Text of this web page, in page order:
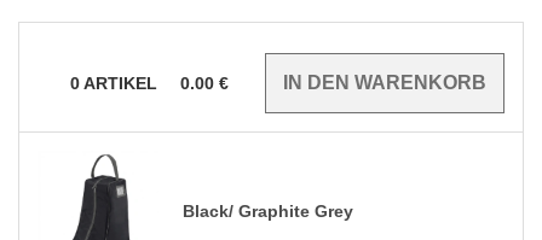
0ARTIKEL 0.00 €
Black/ Graphite Grey